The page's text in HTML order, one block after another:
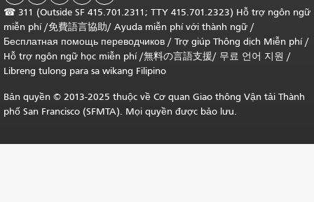
☎ 311 (Outside SF 415.701.2311; TTY 415.701.2323) Hỗ trợ ngôn ngữ
miễn phí /免費語言協助/ Ayuda miễn phí với thành ngữ /
Бесплатная помощь переводчиков / Trợ giúp Thông dịch Miễn phí/
Hỗ trợ ngôn ngữ học miễn phí/無料の言語支援/ 무료 언어 지원 /
Libreng tulong para sa wikang Filipino
Bản quyền © 2013-2025 thuộc về Cơ quan Giao thông Vận tải Thành
phố San Francisco (SFMTA). Mọi quyền được bảo lưu.